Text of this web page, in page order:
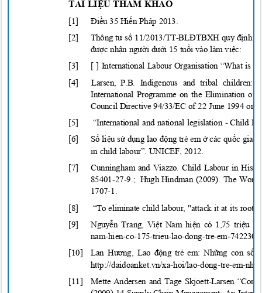
TÀI LIỆU THAM KHẢO
[1]Điều 35 Hiến Pháp 2013.
[2]Thông tư số 11/2013/TT-BLĐTBXH quy định
được nhận người dưới 15 tuổi vào làm việc:
[3]
[ ] International Labour Organisation “What is
[4] Larsen,
P.B. Indigenous and tribal children:
International Programme on the Elimination
Council Directive 94/33/EC of 22 June 1994 on
[5] “International and national legislation -Child
[6] Sốliệu sử dụng lao động trẻemởcác quốc gia t
in child labour”. UNICEF, 2012.
[7] Cunningham and Viazzo. Child Labour in
85401-27-9.;Hugh Hindman (2009). The
1707-1.
[8]
“To eliminate child labour, "attack it at its
[9] Nguyễn Trang, Việt Nam hiện có 1,75 triệu
nam-hien-co-175-trieu-lao-dong-tre-em-742
[10]Lan Hương, Lao động trẻem: Những con số
http://daidoanket.vn/xa-hoi/lao-dong-tre-em-
[11] Mette Andersen and Tage Skjoett-Larsen